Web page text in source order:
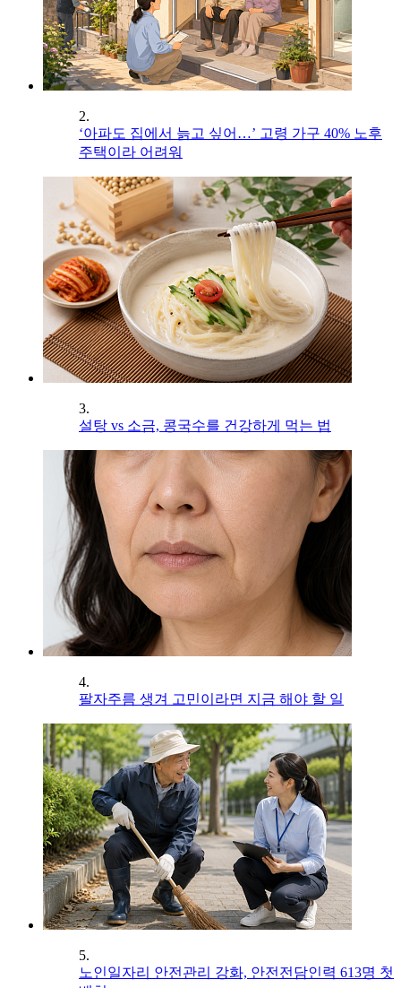
2.
‘아파도 집에서 늙고 싶어…’ 고령 가구 40% 노후
주택이라 어려워
3.
설탕 vs 소금, 콩국수를 건강하게 먹는 법
4.
팔자주름 생겨 고민이라면 지금 해야 할 일
5.
노인일자리 안전관리 강화, 안전전담인력 613명 첫